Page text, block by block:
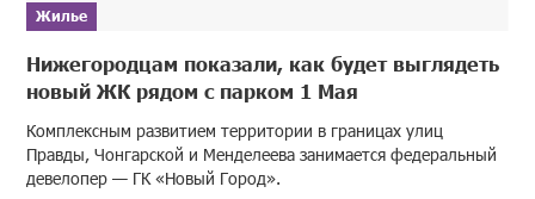
Жилье
Нижегородцам показали, как будет выглядеть
новый ЖК рядом с парком 1 Мая
Комплексным развитием территории в границах улиц
Правды, Чонгарской и Менделеева занимается федеральный
девелопер — ГК «Новый Город».